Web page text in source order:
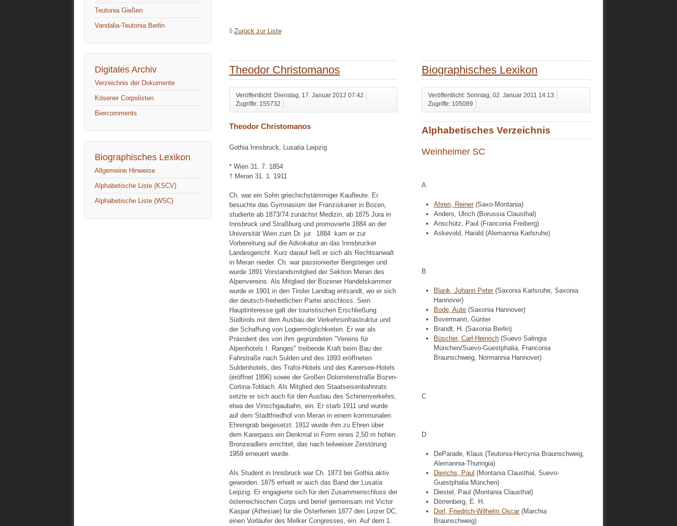
Teutonia Gießen
Vandalia-Teutonia Berlin
Digitales Archiv
Verzeichnis der Dokumente
Kösener Corpslisten
Biercomments
Biographisches Lexikon
Allgemeine Hinweise
Alphabetische Liste (KSCV)
Alphabetische Liste (WSC)
◊ Zurück zur Liste
Theodor Christomanos
Veröffentlicht: Dienstag, 17. Januar 2012 07:42
Zugriffe: 155732
Theodor Christomanos
Gothia Innsbruck, Lusatia Leipzig
* Wien 31. 7. 1854
† Meran 31. 1. 1911
Ch. war ein Sohn griechichstämmiger Kaufleute. Er
besuchte das Gymnasium der Franziskaner in Bozen,
studierte ab 1873/74 zunächst Medizin, ab 1875 Jura in
Innsbruck und Straßburg und promovierte 1884 an der
Universität Wien zum Dr. jur. 1884 kam er zur
Vorbereitung auf die Advokatur an das Innsbrucker
Landesgericht. Kurz darauf ließ er sich als Rechtsanwalt
in Meran nieder. Ch. war passionierter Bergsteiger und
wurde 1891 Vorstandsmitglied der Sektion Meran des
Alpenvereins. Als Mitglied der Bozener Handelskammer
wurde er 1901 in den Tiroler Landtag entsandt, wo er sich
der deutsch-freiheitlichen Partei anschloss. Sein
Hauptinteresse galt der touristischen Erschließung
Südtirols mit dem Ausbau der Verkehrsinfrastruktur und
der Schaffung von Logiermöglichkeiten. Er war als
Präsident des von ihm gegründeten "Vereins für
Alpenhotels I. Ranges" treibende Kraft beim Bau der
Fahrstraße nach Sulden und des 1893 eröffneten
Suldenhotels, des Trafoi-Hotels und des Karersee-Hotels
(eröffnet 1896) sowie der Großen Dolomitenstraße Bozen-
Cortina-Toblach. Als Mitglied des Staatseisenbahnrats
setzte er sich auch für den Ausbau des Schinenverkehrs,
etwa der Vinschgaubahn, ein. Er starb 1911 und wurde
auf dem Stadtfriedhof von Meran in einem kommunalen
Ehrengrab beigesetzt. 1912 wurde ihm zu Ehren über
dem Karerpass ein Denkmal in Form eines 2,50 m hohen
Bronzeadlers errichtet, das nach teilweiser Zerstörung
1959 erneuert wurde.
Als Student in Innsbruck war Ch. 1873 bei Gothia aktiv
geworden. 1875 erhielt er auch das Band der Lusatia
Leipzig. Er engagierte sich für den Zusammenschluss der
österreichischen Corps und berief gemeinsam mit Victor
Kaspar (Athesiae) für die Osterferien 1877 den Linzer DC,
einen Vorläufer des Melker Congresses, ein. Auf dem 1.
Biographisches Lexikon
Veröffentlicht: Sonntag, 02. Januar 2011 14:13
Zugriffe: 105089
Alphabetisches Verzeichnis
Weinheimer SC
A
Ahren, Reiner (Saxo-Montania)
Anders, Ulrich (Borussia Clausthal)
Anschütz, Paul (Franconia Freiberg)
Askevold, Harald (Alemannia Karlsruhe)
B
Blank, Johann Peter (Saxonia Karlsruhe, Saxonia
Hannover)
Bode, Aute (Saxonia Hannover)
Bovermann, Günter
Brandt, H. (Saxonia Berlin)
Büscher, Carl-Heinrich (Suevo Salingia
München/Suevo-Guestphalia, Franconia
Braunschweig, Normannia Hannover)
C
D
DeParade, Klaus (Teutonia-Hercynia Braunschweig,
Alemannia-Thuringia)
Dierichs, Paul (Montania Clausthal, Suevo-
Guestphalia München)
Diestel, Paul (Montania Clausthal)
Dörrenberg, E. H.
Dorl, Friedrich-Wilhelm Oscar (Marchia
Braunschweig)